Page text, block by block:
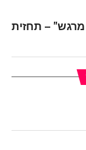
מרגש" – תחזית